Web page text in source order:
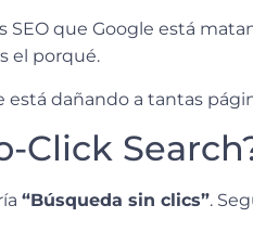
SEO que Google está
el porqué.
está dañando a tantas
Click
“Búsqueda sin clics”.